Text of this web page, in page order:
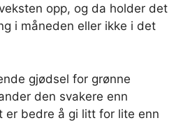
opp, og da holder det
i måneden eller ikke i det
gjødsel for grønne
den svakere enn
er bedre å gi litt for lite enn